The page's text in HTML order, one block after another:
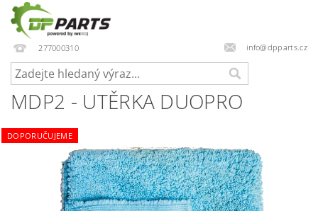
277000310 info@dpparts.cz
MDP2 - UTĚRKA DUOPRO
DOPORUČUJEME